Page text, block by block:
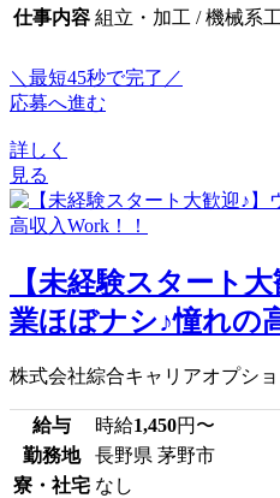
仕事内容 組立・加工 / 機械系
＼最短45秒で完了／
応募へ進む
詳しく
見る
【未経験スタート
業ほぼナシ♪憧れの
株式会社綜合キャリアオプシ
給与 時給1,450円〜
勤務地
長野県 茅野市
寮・社宅 なし